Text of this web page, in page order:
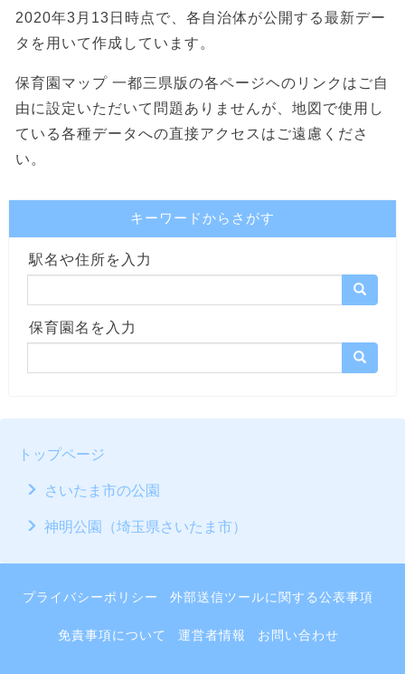
2020年3月13日時点で、各自治体が公開する最新デー
タを用いて作成しています。
保育園マップ 一都三県版の各ページヘのリンクはご自
由に設定いただいて問題ありませんが、地図で使用し
ている各種データへの直接アクセスはご遠慮くださ
い。
キーワードからさがす
駅名や住所を入力
保育園名を入力
トップページ
さいたま市の公園
神明公園（埼玉県さいたま市）
プライバシーポリシー 外部送信ツールに関する公表事項
免責事項について 運営者情報 お問い合わせ